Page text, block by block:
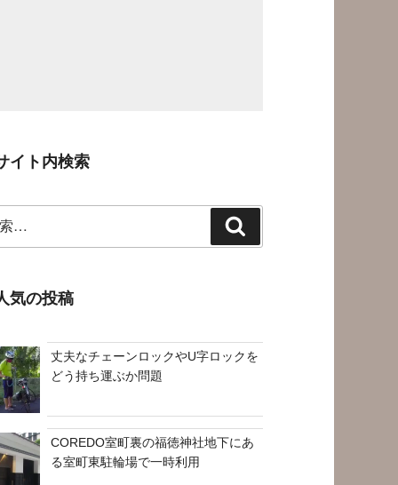
イト内検索
索
気の投稿
丈夫なチェーンロックやU字ロックを
どう持ち運ぶか問題
COREDO室町裏の福徳神社地下にあ
る室町東駐輪場で一時利用